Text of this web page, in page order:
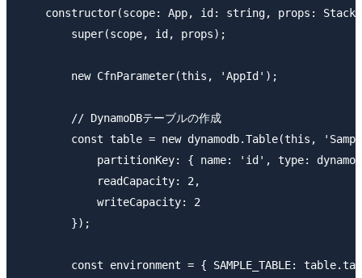
constructor(scope: App, id: string, props:
        super(scope, id, props);
        new CfnParameter(this, 'AppId');
        // DynamoDBテーブルの作成
const table = new dynamodb.Table(this,
partitionKey: { name: 'id', type:
            readCapacity: 2,
            writeCapacity: 2
        });
const environment = { SAMPLE_TABLE: